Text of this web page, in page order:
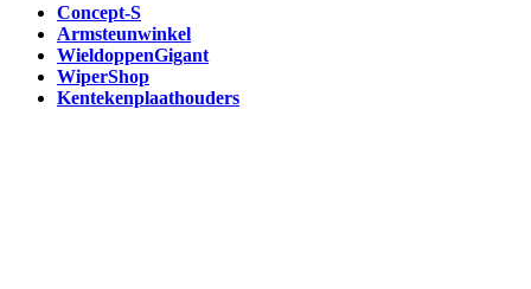
Concept-S
Armsteunwinkel
WieldoppenGigant
WiperShop
Kentekenplaathouders